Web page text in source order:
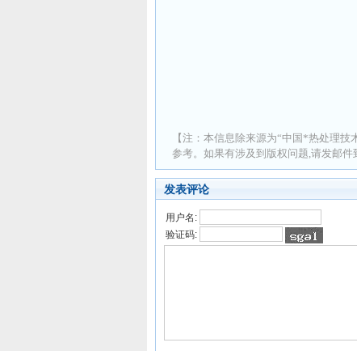
【注：本信息除来源为“中国*热处理
参考。如果有涉及到版权问题,请发邮件
发表评论
用户名:
验证码: